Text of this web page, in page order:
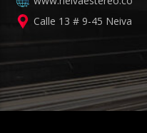
Calle 13 # 9-45 Neiva